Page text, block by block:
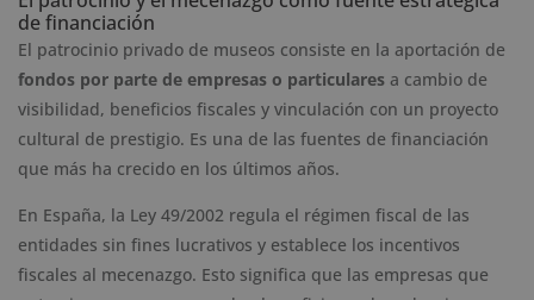
de financiación
El patrocinio privado de museos consiste en la aportación de
fondos por parte de empresas o particulares a cambio de
visibilidad, beneficios fiscales y vinculación con un proyecto
cultural de prestigio. Es una de las fuentes de financiación
que más ha crecido en los últimos años.
En España, la Ley 49/2002 regula el régimen fiscal de las
entidades sin fines lucrativos y establece los incentivos
fiscales al mecenazgo. Esto significa que las empresas que